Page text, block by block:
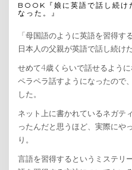
BOOK『娘に英語で話し続け
なった。』
「母国語のように英語を習得す
日本人の父親が英語で話し続け
せめて4歳くらいで話せるよう
ペラペラ話すようになったので
した。
ネット上に書かれているネガテ
ったんだと思うほど、実際にや
り。
言語を習得するというミステリ